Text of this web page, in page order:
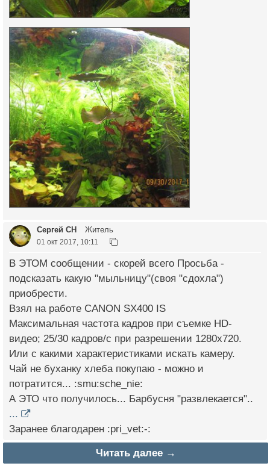
Сергей СН Житель
01 окт 2017, 10:11
В ЭТОМ сообщении - скорей всего Просьба -
подсказать какую "мыльницу"(своя "сдохла")
приобрести.
Взял на работе CANON SX400 IS
Максимальная частота кадров при съемке HD-
видео; 25/30 кадров/с при разрешении 1280x720.
Или с какими характеристиками искать камеру.
Чай не буханку хлеба покупаю - можно и
потратится... :smu:sche_nie:
А ЭТО что получилось... Барбусня "развлекается"..
...
Заранее благодарен :pri_vet:-:
Читать далее →